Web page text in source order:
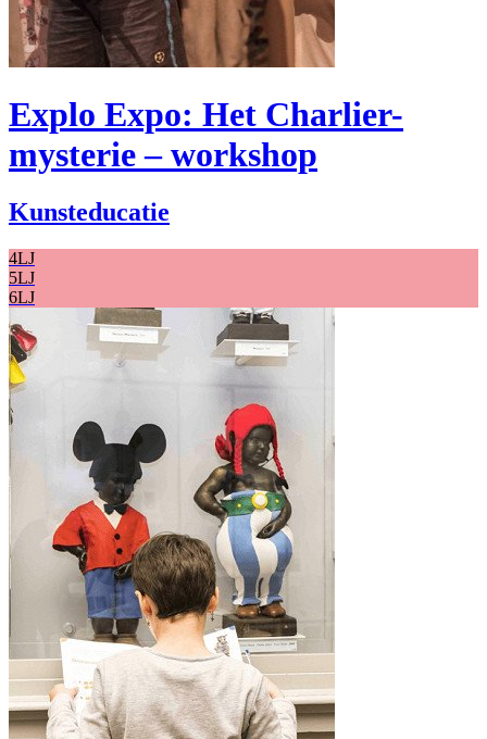
Explo Expo: Het Charlier-
mysterie – workshop
Kunsteducatie
4LJ
5LJ
6LJ